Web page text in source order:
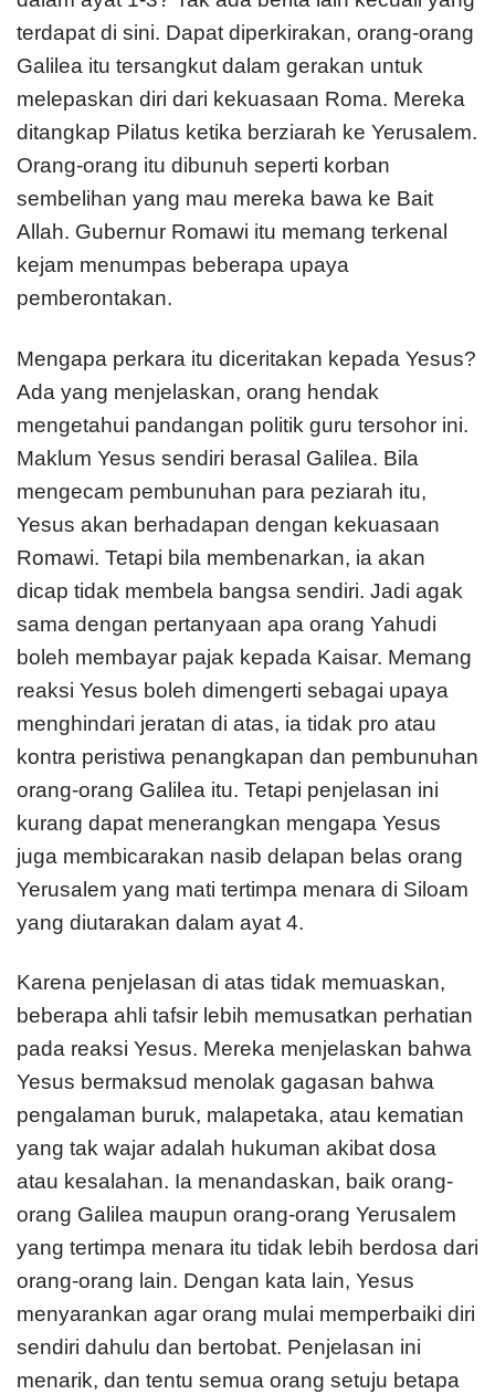
terdapat di sini. Dapat diperkirakan, orang-orang
Galilea itu tersangkut dalam gerakan untuk
melepaskan diri dari kekuasaan Roma. Mereka
ditangkap Pilatus ketika berziarah ke Yerusalem.
Orang-orang itu dibunuh seperti korban
sembelihan yang mau mereka bawa ke Bait
Allah. Gubernur Romawi itu memang terkenal
kejam menumpas beberapa upaya
pemberontakan.
Mengapa perkara itu diceritakan kepada Yesus?
Ada yang menjelaskan, orang hendak
mengetahui pandangan politik guru tersohor ini.
Maklum Yesus sendiri berasal Galilea. Bila
mengecam pembunuhan para peziarah itu,
Yesus akan berhadapan dengan kekuasaan
Romawi. Tetapi bila membenarkan, ia akan
dicap tidak membela bangsa sendiri. Jadi agak
sama dengan pertanyaan apa orang Yahudi
boleh membayar pajak kepada Kaisar. Memang
reaksi Yesus boleh dimengerti sebagai upaya
menghindari jeratan di atas, ia tidak pro atau
kontra peristiwa penangkapan dan pembunuhan
orang-orang Galilea itu. Tetapi penjelasan ini
kurang dapat menerangkan mengapa Yesus
juga membicarakan nasib delapan belas orang
Yerusalem yang mati tertimpa menara di Siloam
yang diutarakan dalam ayat 4.
Karena penjelasan di atas tidak memuaskan,
beberapa ahli tafsir lebih memusatkan perhatian
pada reaksi Yesus. Mereka menjelaskan bahwa
Yesus bermaksud menolak gagasan bahwa
pengalaman buruk, malapetaka, atau kematian
yang tak wajar adalah hukuman akibat dosa
atau kesalahan. Ia menandaskan, baik orang-
orang Galilea maupun orang-orang Yerusalem
yang tertimpa menara itu tidak lebih berdosa dari
orang-orang lain. Dengan kata lain, Yesus
menyarankan agar orang mulai memperbaiki diri
sendiri dahulu dan bertobat. Penjelasan ini
menarik, dan tentu semua orang setuju betapa